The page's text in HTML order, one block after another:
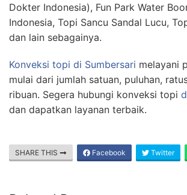
Dokter Indonesia), Fun Park Water
Indonesia, Topi Sancu Sandal Lucu,
dan lain sebagainya.
Konveksi topi di Sumbersari melayani
mulai dari jumlah satuan, puluhan,
ribuan. Segera hubungi konveksi topi
dan dapatkan layanan terbaik.
SHARE THIS Facebook Twitter